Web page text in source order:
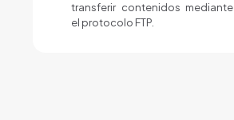
transferir contenidos mediante
el protocolo FTP.